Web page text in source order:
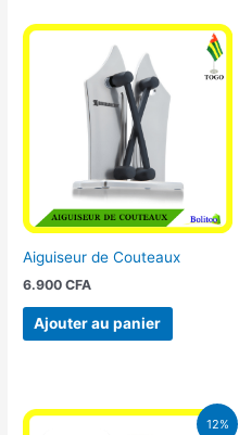
Aiguiseur de Couteaux
6.900CFA
Ajouter au panier
12%
Le
Le